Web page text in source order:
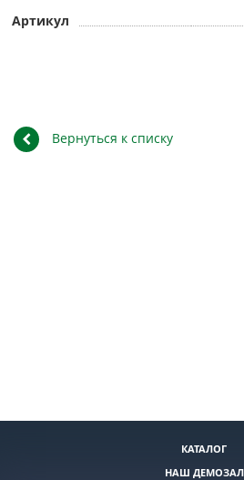
Артикул
Вернуться к списку
КАТАЛОГ
НАШ ДЕМОЗАЛ